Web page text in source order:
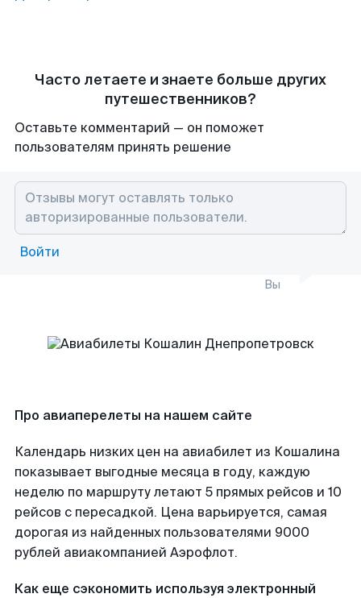
Часто летаете и знаете больше других
путешественников?
Оставьте комментарий — он поможет
пользователям принять решение
Войти
Вы
Про авиаперелеты на нашем сайте
Календарь низких цен на авиабилет из Кошалина
показывает выгодные месяца в году, каждую
неделю по маршруту летают 5 прямых рейсов и 10
рейсов с пересадкой. Цена варьируется, самая
дорогая из найденных пользователями 9000
рублей авиакомпанией Аэрофлот.
Как еще сэкономить используя электронный